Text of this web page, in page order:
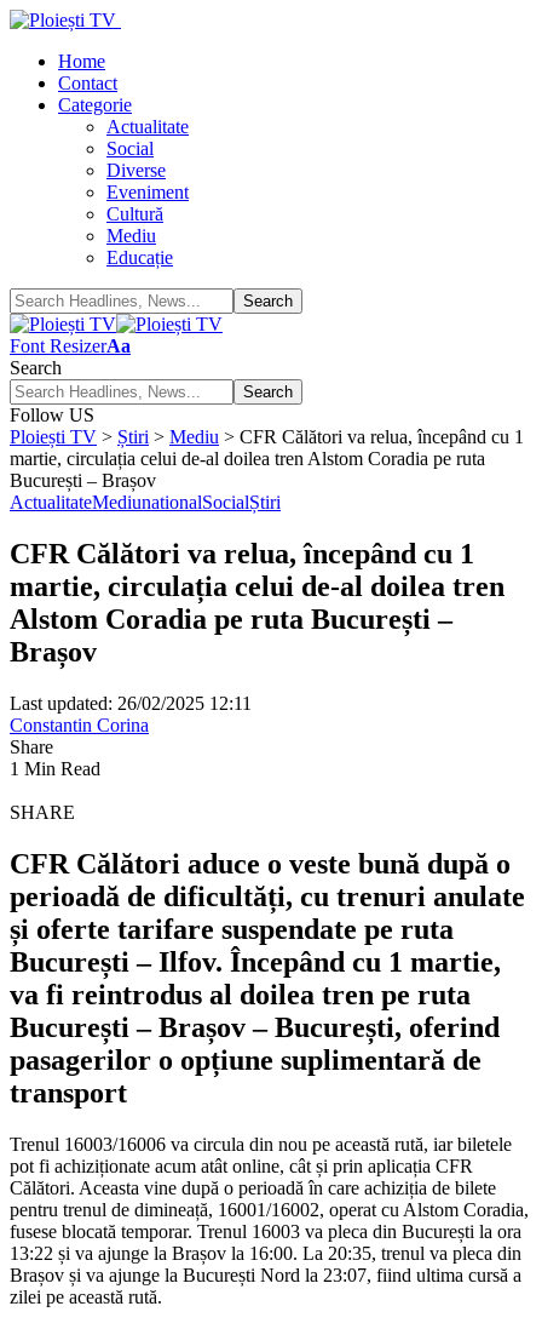
Home
Contact
Categorie
Actualitate
Social
Diverse
Eveniment
Cultură
Mediu
Educație
Font ResizerAa
Search
Follow US
Ploiești TV > Știri > Mediu > CFR Călători va relua, începând cu 1
martie, circulația celui de-al doilea tren Alstom Coradia pe ruta
București – Brașov
ActualitateMediunationalSocialȘtiri
CFR Călători va relua, începând cu 1
martie, circulația celui de-al doilea tren
Alstom Coradia pe ruta București –
Brașov
Last updated: 26/02/2025 12:11
Constantin Corina
Share
1 Min Read
SHARE
CFR Călători aduce o veste bună după o
perioadă de dificultăți, cu trenuri anulate
și oferte tarifare suspendate pe ruta
București – Ilfov. Începând cu 1 martie,
va fi reintrodus al doilea tren pe ruta
București – Brașov – București, oferind
pasagerilor o opțiune suplimentară de
transport
Trenul 16003/16006 va circula din nou pe această rută, iar biletele
pot fi achiziționate acum atât online, cât și prin aplicația CFR
Călători. Aceasta vine după o perioadă în care achiziția de bilete
pentru trenul de dimineață, 16001/16002, operat cu Alstom Coradia,
fusese blocată temporar. Trenul 16003 va pleca din București la ora
13:22 și va ajunge la Brașov la 16:00. La 20:35, trenul va pleca din
Brașov și va ajunge la București Nord la 23:07, fiind ultima cursă a
zilei pe această rută.